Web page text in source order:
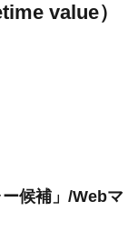
value）
候補」/Webマ